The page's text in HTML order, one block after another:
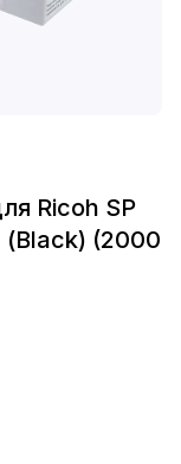
Ricoh SP
(Black) (2000